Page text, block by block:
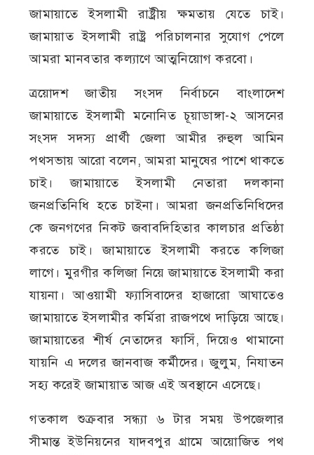
জামায়াতে ইসলামী রাষ্ট্রীয় ক্ষমতায় যেতে চাই।
জামায়াত ইসলামী রাষ্ট্র পরিচালনার সুযোগ পেলে
আমরা মানবতার কল্যাণে আত্মনিয়োগ করবো।
ত্রয়োদশ জাতীয় সংসদ নির্বাচনে বাংলাদেশ
জামায়াতে ইসলামী মনোনিত চূয়াডাঙ্গা-২ আসনের
সংসদ সদস্য প্রার্থী জেলা আমীর রুহুল আমিন
পথসভায় আরো বলেন, আমরা মানুষের পাশে থাকতে
চাই। জামায়াতে ইসলামী নেতারা দলকানা
জনপ্রতিনিধি হতে চাইনা। আমরা জনপ্রতিনিধিদের
কে জনগণের নিকট জবাবদিহিতার কালচার প্রতিষ্ঠা
করতে চাই। জামায়াতে ইসলামী করতে কলিজা
লাগে। মুরগীর কলিজা নিয়ে জামায়াতে ইসলামী করা
যায়না। আওয়ামী ফ্যাসিবাদের হাজারো আঘাতেও
জামায়াতে ইসলামীর কর্মিরা রাজপথে দাড়িয়ে আছে।
জামায়াতের শীর্ষ নেতাদের ফাসিঁ, দিয়েও থামানো
যায়নি এ দলের জানবাজ কর্মীদের। জুলুম, নিযাতন
সহ্য করেই জামায়াত আজ এই অবস্থানে এসেছে।
গতকাল শুক্রবার সন্ধ্যা ৬ টার সময় উপজেলার
সীমান্ত ইউনিয়নের যাদবপুর গ্রামে আয়োজিত পথ